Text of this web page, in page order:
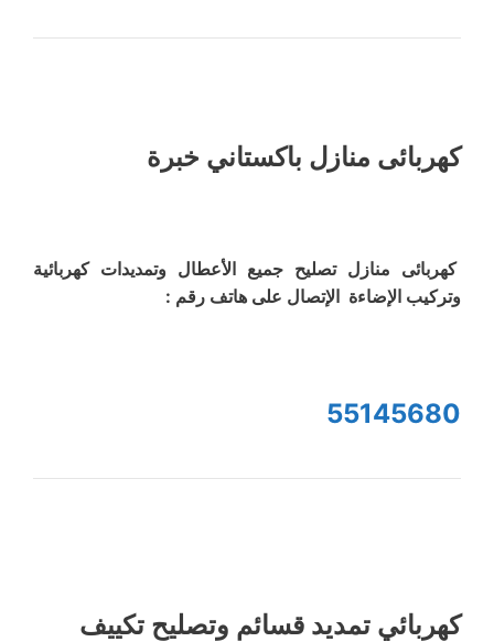
كهربائى منازل باكستاني خبرة
كهربائى منازل تصليح جميع الأعطال وتمديدات كهربائية
وتركيب الإضاءة الإتصال على هاتف رقم :
55145680
كهربائي تمديد قسائم وتصليح تكييف